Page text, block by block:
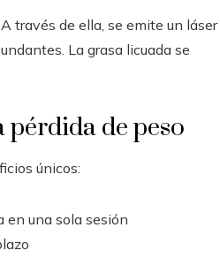
través de ella, se emite un láser
La grasa licuada se
pérdida de peso
únicos:
en una sola sesión